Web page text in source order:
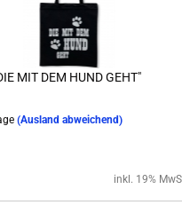
MIT DEM HUND GEHT"
(Ausland abweichend)
inkl. 19%